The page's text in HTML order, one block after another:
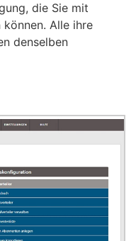
die Sie mit
Alle ihre
denselben